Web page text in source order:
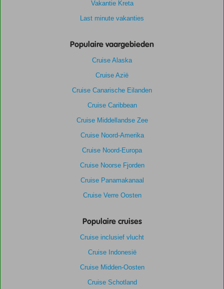
Vakantie Kreta
Last minute vakanties
Populaire vaargebieden
Cruise Alaska
Cruise Azië
Cruise Canarische Eilanden
Cruise Caribbean
Cruise Middellandse Zee
Cruise Noord-Amerika
Cruise Noord-Europa
Cruise Noorse Fjorden
Cruise Panamakanaal
Cruise Verre Oosten
Populaire cruises
Cruise inclusief vlucht
Cruise Indonesië
Cruise Midden-Oosten
Cruise Schotland